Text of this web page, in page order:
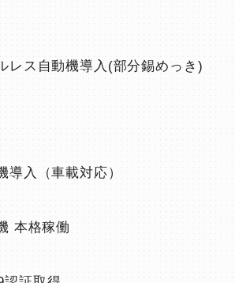
レス自動機導入(部分錫めっき)
導入（車載対応）
本格稼働